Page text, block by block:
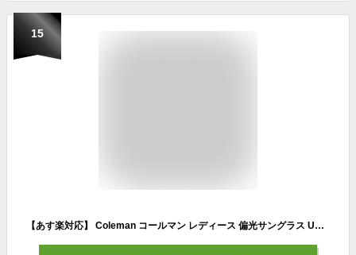
15
【あす楽対応】 Coleman コールマン レディース 偏光サングラス UV 紫外線 カット 偏光 スポーツ CLA07 おしゃれ かわいい サングラス ブランド UV400 CLA07-1 CLA07-2 CLA07-3 定形外 送料無料